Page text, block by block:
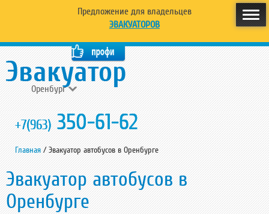
Предложение для владельцев
ЭВАКУАТОРОВ
Оренбург
+7(963) 350-61-62
Главная /Эвакуатор автобусов в Оренбурге
Эвакуатор автобусов в
Оренбурге